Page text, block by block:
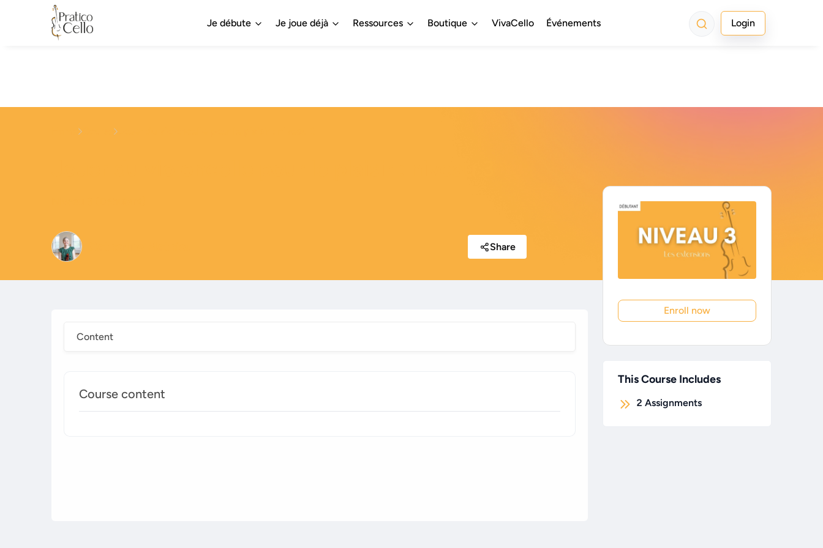
Je débute Je joue déjà Ressources Boutique VivaCello Événements Login
Share
Content
Course content
Enroll now
This Course Includes
2 Assignments